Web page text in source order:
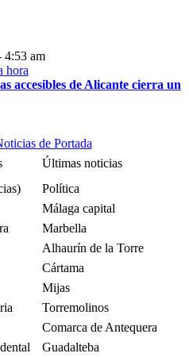
4:53 am
accesibles de Alicante cierra un
de Portada
Últimas noticias
Política
Málaga capital
Marbella
Alhaurín de la Torre
Cártama
Mijas
Torremolinos
Comarca de Antequera
Guadalteba